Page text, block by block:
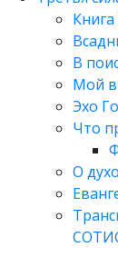
В
Мой
Эхо
Что
О